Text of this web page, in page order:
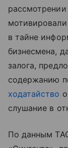
в тайне
бизнесмена,
залога,
содержанию
ходатайство
слушание в
По данным